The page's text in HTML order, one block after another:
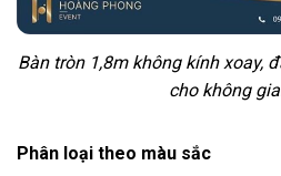
Bàn tròn 1,8m không kính xoay,
cho không
Phân loại theo màu sắc